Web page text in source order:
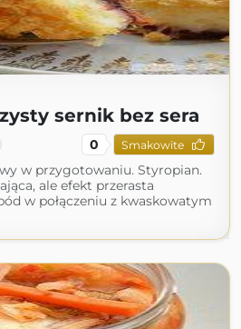
sernik bez sera
0 Smakowite
w przygotowaniu. Styropian.
ale efekt przerasta
w połączeniu z kwaskowatym